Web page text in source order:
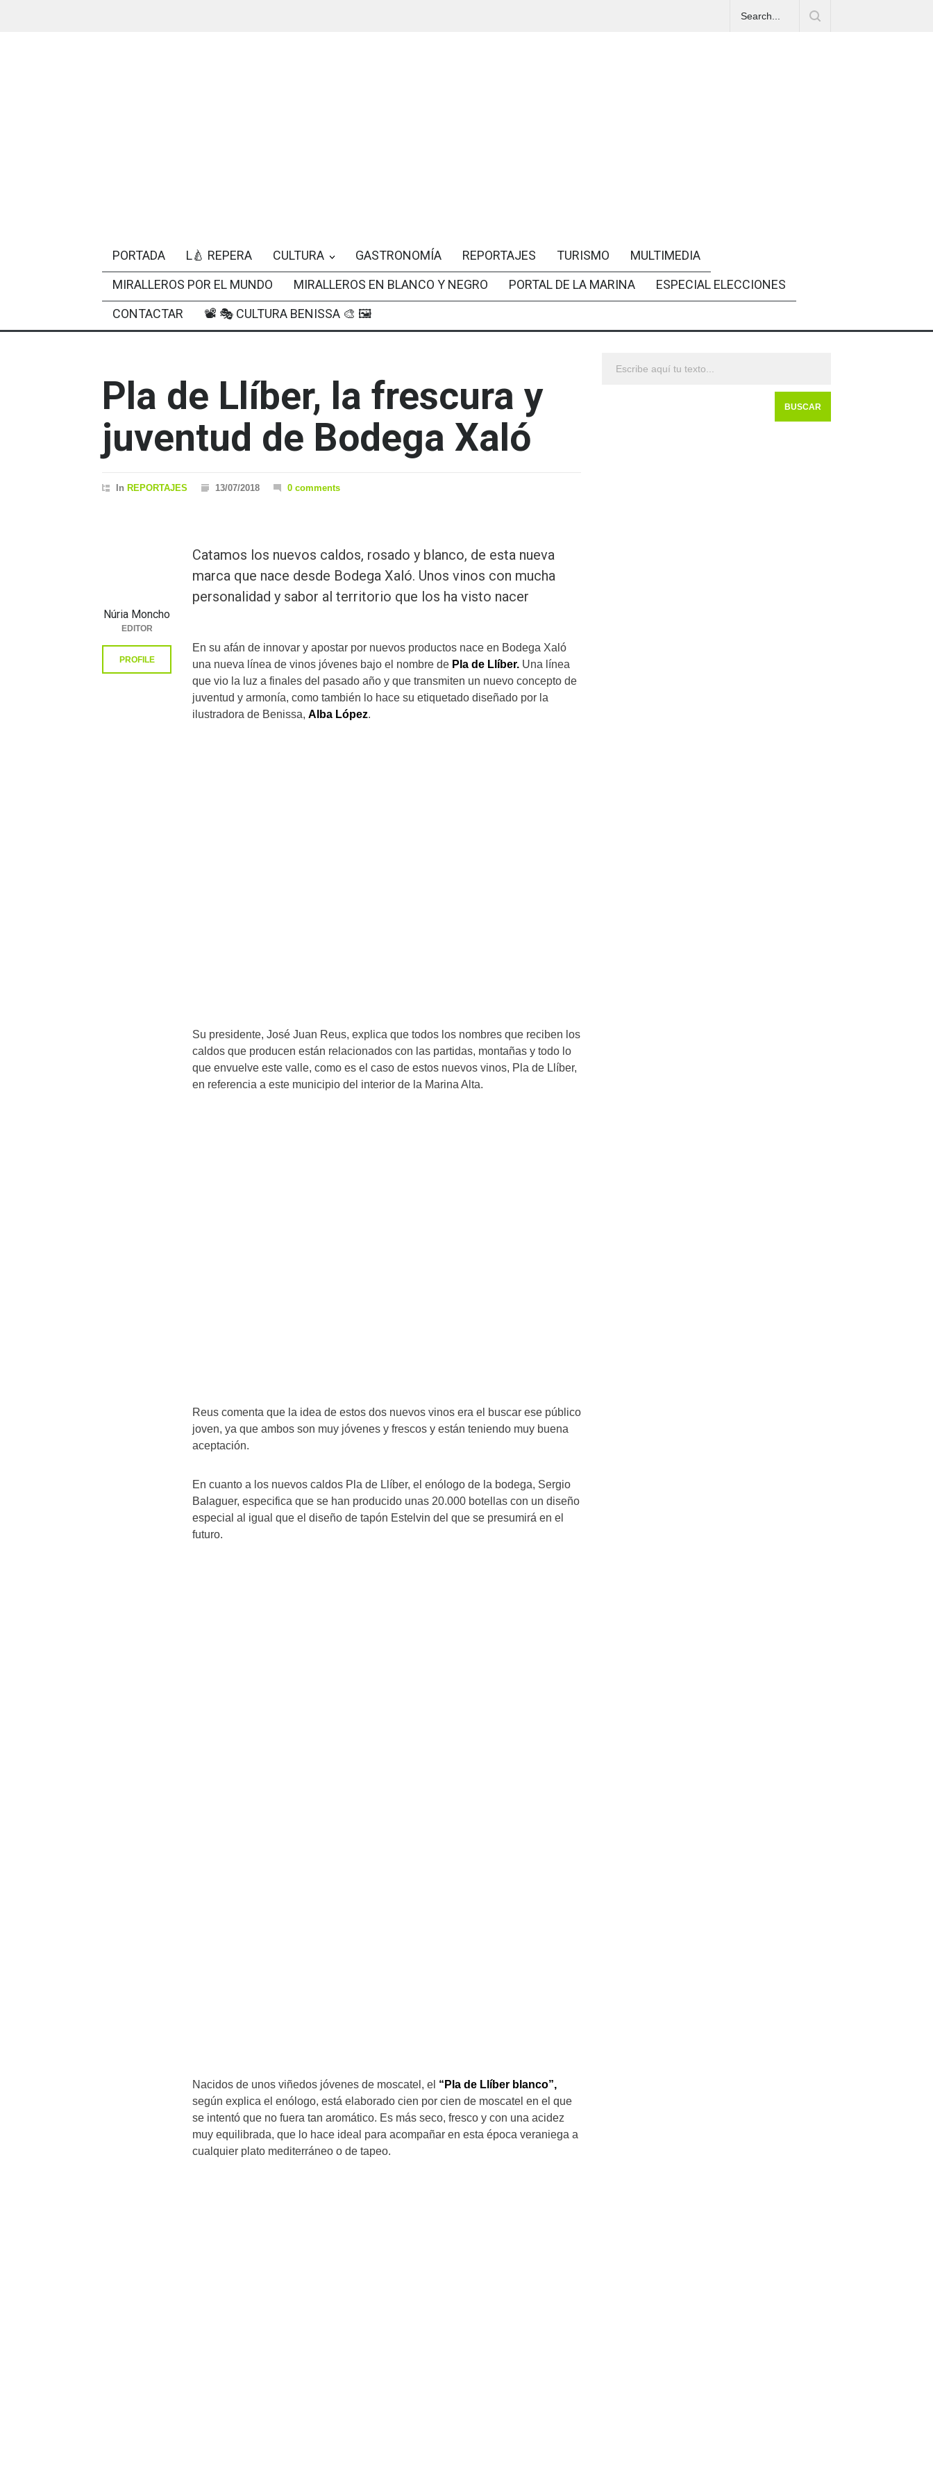
PORTADA L🍐 REPERA CULTURA GASTRONOMÍA REPORTAJES TURISMO
MULTIMEDIA
MIRALLEROS POR EL MUNDO
MIRALLEROS EN BLANCO Y NEGRO PORTAL DE LA MARINA
ESPECIAL ELECCIONES
CONTACTAR
📽 🎭 CULTURA BENISSA 🎨 🖼
Pla de Llíber, la frescura y
juventud de Bodega Xaló
In REPORTAJES 13/07/2018 0 comments
Catamos los nuevos caldos, rosado y blanco, de esta nueva
marca que nace desde Bodega Xaló. Unos vinos con mucha
personalidad y sabor al territorio que los ha visto nacer
En su afán de innovar y apostar por nuevos productos nace en Bodega Xaló
una nueva línea de vinos jóvenes bajo el nombre de Pla de Llíber. Una línea
que vio la luz a finales del pasado año y que transmiten un nuevo concepto de
juventud y armonía, como también lo hace su etiquetado diseñado por la
ilustradora de Benissa, Alba López.
Su presidente, José Juan Reus, explica que todos los nombres que reciben los
caldos que producen están relacionados con las partidas, montañas y todo lo
que envuelve este valle, como es el caso de estos nuevos vinos, Pla de Llíber,
en referencia a este municipio del interior de la Marina Alta.
Reus comenta que la idea de estos dos nuevos vinos era el buscar ese público
joven, ya que ambos son muy jóvenes y frescos y están teniendo muy buena
aceptación.
En cuanto a los nuevos caldos Pla de Llíber, el enólogo de la bodega, Sergio
Balaguer, especifica que se han producido unas 20.000 botellas con un diseño
especial al igual que el diseño de tapón Estelvin del que se presumirá en el
futuro.
Nacidos de unos viñedos jóvenes de moscatel, el “Pla de Llíber blanco”,
según explica el enólogo, está elaborado cien por cien de moscatel en el que
se intentó que no fuera tan aromático. Es más seco, fresco y con una acidez
muy equilibrada, que lo hace ideal para acompañar en esta época veraniega a
cualquier plato mediterráneo o de tapeo.
Núria Moncho
EDITOR
PROFILE